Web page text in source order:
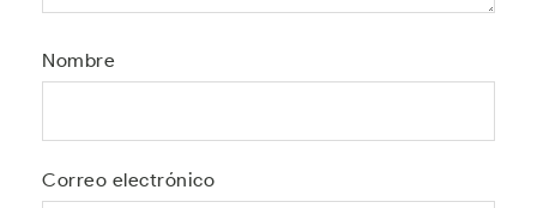
Nombre
Correo electrónico